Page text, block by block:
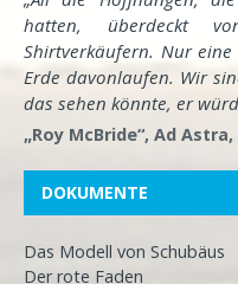
hatten, überdeckt
Shirtverkäufern. Nur
Erde davonlaufen. Wir
das sehen könnte, er
„Roy McBride“, Ad Astra,
DOKUMENTE
Das Modell von Schubäus
Der rote Faden